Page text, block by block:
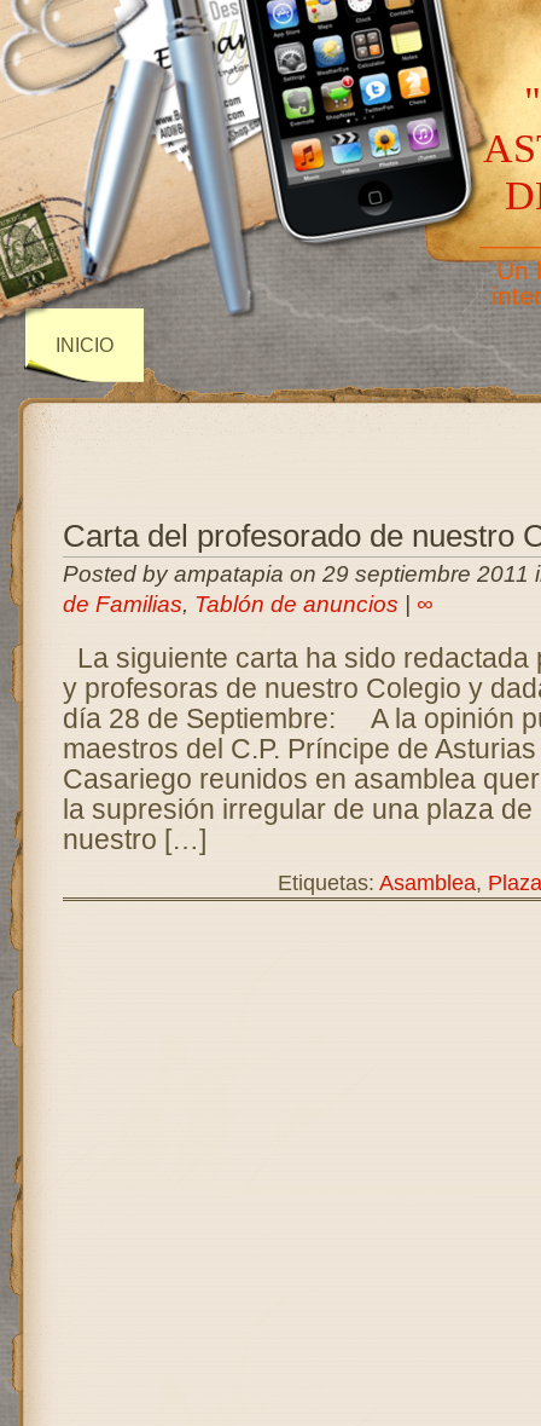
Un
INICIO
Carta del profesorado de nuestro
Posted by ampatapia on 29 septiembre 2011
de Familias, Tablón de anuncios ∞
La siguiente carta ha sido redactada
y profesoras de nuestro Colegio y
día 28 de Septiembre: A la opinión
maestros del C.P. Príncipe de
Casariego reunidos en asamblea
la supresión irregular de una plaza de
nuestro […]
Etiquetas: Asamblea, Plaza